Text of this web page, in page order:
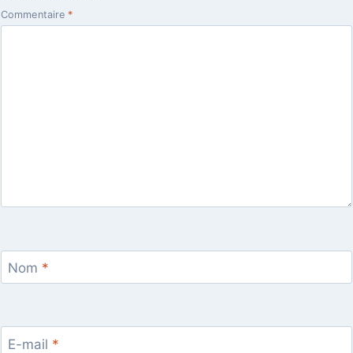
Commentaire *
Nom *
E-mail *